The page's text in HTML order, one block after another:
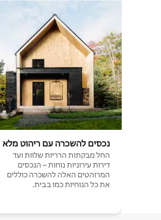
נכסים להשכרה עם ריהוט מלא
החל מבקתות הרריות שלוות ועד
דירות עירוניות נוחות – הנכסים
המרוהטים האלה להשכרה כוללים
את כל הנוחיות כמו בבית.